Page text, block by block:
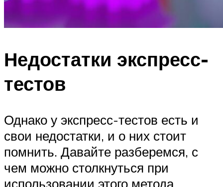
Недостатки экспресс-
тестов
Однако у экспресс-тестов есть и
свои недостатки, и о них стоит
помнить. Давайте разберемся, с
чем можно столкнуться при
использовании этого метода